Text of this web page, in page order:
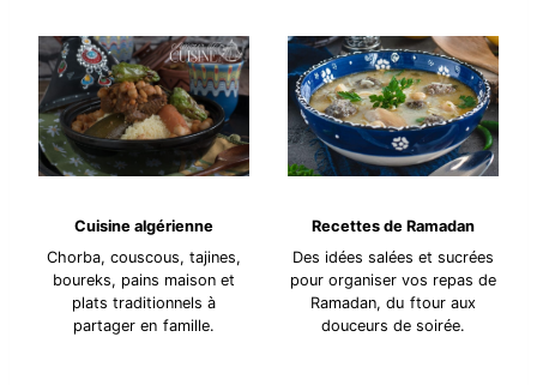
Cuisine algérienne
Chorba, couscous, tajines,
boureks, pains maison et
plats traditionnels à
partager en famille.
Recettes de Ramadan
Des idées salées et sucrées
pour organiser vos repas de
Ramadan, du ftour aux
douceurs de soirée.